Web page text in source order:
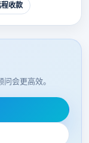
收款
会更高效。